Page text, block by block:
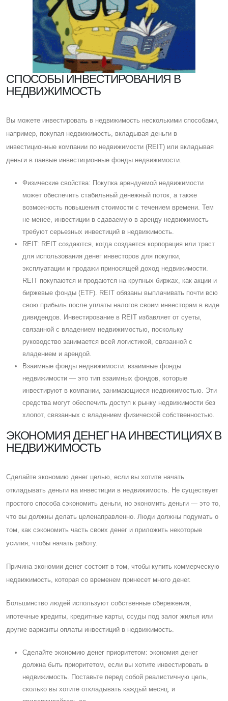
CПОСОБЫ ИНВЕСТИРОВАНИЯ В
НЕДВИЖИМОСТЬ
Вы можете инвестировать в недвижимость несколькими способами,
например, покупая недвижимость, вкладывая деньги в
инвестиционные компании по недвижимости (REIT) или вкладывая
деньги в паевые инвестиционные фонды недвижимости.
Физические свойства: Покупка арендуемой недвижимости
может обеспечить стабильный денежный поток, а также
возможность повышения стоимости с течением времени. Тем
не менее, инвестиции в сдаваемую в аренду недвижимость
требуют серьезных инвестиций в недвижимость.
REIT: REIT создаются, когда создается корпорация или траст
для использования денег инвесторов для покупки,
эксплуатации и продажи приносящей доход недвижимости.
REIT покупаются и продаются на крупных биржах, как акции и
биржевые фонды (ETF). REIT обязаны выплачивать почти всю
свою прибыль после уплаты налогов своим инвесторам в виде
дивидендов. Инвестирование в REIT избавляет от суеты,
связанной с владением недвижимостью, поскольку
руководство занимается всей логистикой, связанной с
владением и арендой.
Взаимные фонды недвижимости: взаимные фонды
недвижимости — это тип взаимных фондов, которые
инвестируют в компании, занимающиеся недвижимостью. Эти
средства могут обеспечить доступ к рынку недвижимости без
хлопот, связанных с владением физической собственностью.
ЭКОНОМИЯ ДЕНЕГ НА ИНВЕСТИЦИЯХ В
НЕДВИЖИМОСТЬ
Cделайте экономию денег целью, если вы хотите начать
откладывать деньги на инвестиции в недвижимость. Не существует
простого способа сэкономить деньги, но экономить деньги — это то,
что вы должны делать целенаправленно. Люди должны подумать о
том, как сэкономить часть своих денег и приложить некоторые
усилия, чтобы начать работу.
Причина экономии денег состоит в том, чтобы купить коммерческую
недвижимость, которая со временем принесет много денег.
Большинство людей используют собственные сбережения,
ипотечные кредиты, кредитные карты, ссуды под залог жилья или
другие варианты оплаты инвестиций в недвижимость.
Cделайте экономию денег приоритетом: экономия денег
должна быть приоритетом, если вы хотите инвестировать в
недвижимость. Поставьте перед собой реалистичную цель,
сколько вы хотите откладывать каждый месяц, и